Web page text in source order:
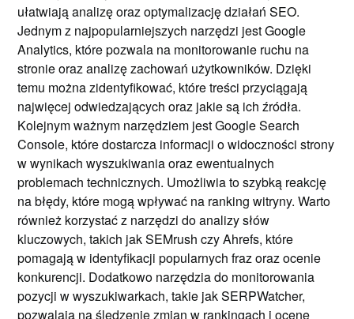
ułatwiają analizę oraz optymalizację działań SEO.
Jednym z najpopularniejszych narzędzi jest Google
Analytics, które pozwala na monitorowanie ruchu na
stronie oraz analizę zachowań użytkowników. Dzięki
temu można zidentyfikować, które treści przyciągają
najwięcej odwiedzających oraz jakie są ich źródła.
Kolejnym ważnym narzędziem jest Google Search
Console, które dostarcza informacji o widoczności strony
w wynikach wyszukiwania oraz ewentualnych
problemach technicznych. Umożliwia to szybką reakcję
na błędy, które mogą wpływać na ranking witryny. Warto
również korzystać z narzędzi do analizy słów
kluczowych, takich jak SEMrush czy Ahrefs, które
pomagają w identyfikacji popularnych fraz oraz ocenie
konkurencji. Dodatkowo narzędzia do monitorowania
pozycji w wyszukiwarkach, takie jak SERPWatcher,
pozwalają na śledzenie zmian w rankingach i ocenę